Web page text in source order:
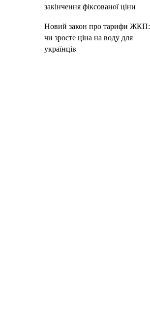
закінчення фіксованої ціни
Новий закон про тарифи ЖКП:
чи зросте ціна на воду для
українців